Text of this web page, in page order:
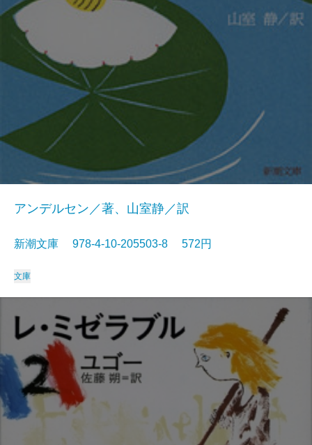
アンデルセン／著、山室静／訳
新潮文庫 978-4-10-205503-8 572円
文庫